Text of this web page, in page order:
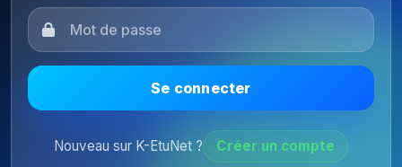
Se connecter
Nouveau sur K-EtuNet ? Créer un compte